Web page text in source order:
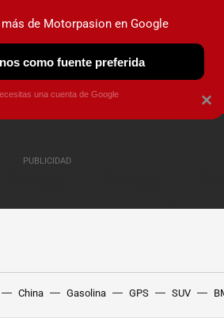
ELÉCTRICOS OBSERVATORIO
China Gasolina GPS SUV
×
más de Motorpasion en Google
como fuente preferida
una cuenta de Google